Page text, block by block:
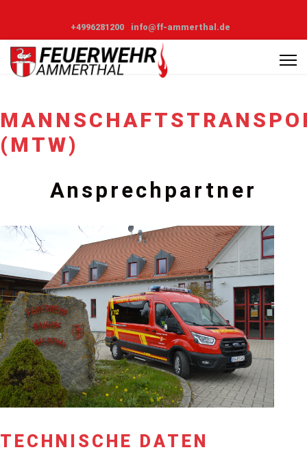
+4996281200 info@ff-ammerthal.de
(MTW)
Ansprechpartner
TECHNISCHE DATEN